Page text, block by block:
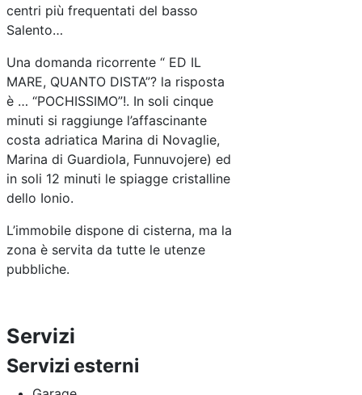
centri più frequentati del basso
Salento…
Una domanda ricorrente “ ED IL
MARE, QUANTO DISTA”? la risposta
è … “POCHISSIMO”!. In soli cinque
minuti si raggiunge l’affascinante
costa adriatica Marina di Novaglie,
Marina di Guardiola, Funnuvojere) ed
in soli 12 minuti le spiagge cristalline
dello Ionio.
L’immobile dispone di cisterna, ma la
zona è servita da tutte le utenze
pubbliche.
Servizi
Servizi esterni